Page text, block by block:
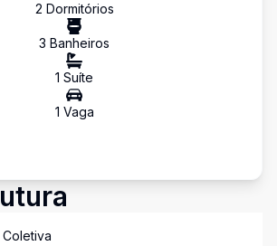
2 Dormitórios
3 Banheiros
1 Suíte
1 Vaga